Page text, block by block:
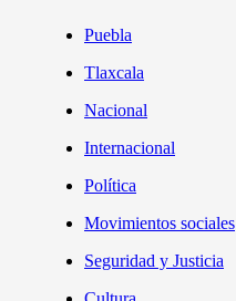
Puebla
Tlaxcala
Nacional
Internacional
Política
Movimientos sociales
Seguridad y Justicia